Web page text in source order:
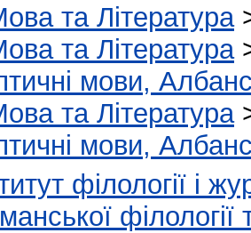
та Література
та Література
мови,
та Література
мови,
філології і